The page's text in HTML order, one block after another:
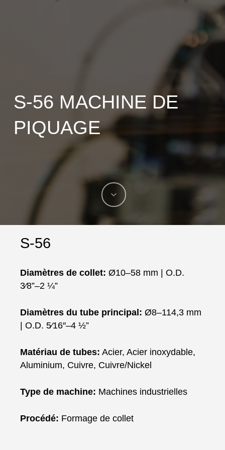
S-56 MACHINE DE
PIQUAGE
S-56
Diamètres de collet: Ø10–58 mm | O.D.
3⁄8”–2 ¼”
Diamètres du tube principal: Ø8–114,3 mm
| O.D. 5⁄16″–4 ½”
Matériau de tubes: Acier, Acier inoxydable,
Aluminium, Cuivre, Cuivre/Nickel
Type de machine: Machines industrielles
Procédé: Formage de collet